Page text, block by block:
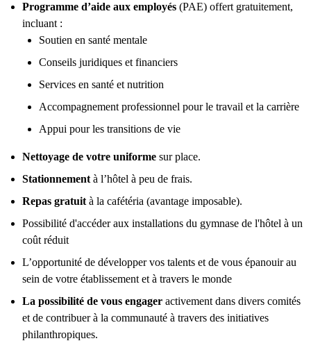
Programme d’aide aux employés (PAE) offert gratuitement,
incluant :
Soutien en santé mentale
Conseils juridiques et financiers
Services en santé et nutrition
Accompagnement professionnel pour le travail et la carrière
Appui pour les transitions de vie
Nettoyage de votre uniforme sur place.
Stationnement à l’hôtel à peu de frais.
Repas gratuit à la cafétéria (avantage imposable).
Possibilité d'accéder aux installations du gymnase de l'hôtel à un
coût réduit
L’opportunité de développer vos talents et de vous épanouir au
sein de votre établissement et à travers le monde
La possibilité de vous engager activement dans divers comités
et de contribuer à la communauté à travers des initiatives
philanthropiques.